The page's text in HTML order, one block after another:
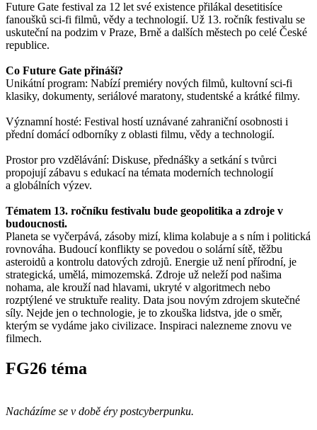
Future Gate festival za 12 let své existence přilákal desetitisíce
fanoušků sci-fi filmů, vědy a technologií. Už 13. ročník festivalu se
uskuteční na podzim v Praze, Brně a dalších městech po celé České
republice.
Co Future Gate přináší?
Unikátní program: Nabízí premiéry nových filmů, kultovní sci-fi
klasiky, dokumenty, seriálové maratony, studentské a krátké filmy.
Významní hosté: Festival hostí uznávané zahraniční osobnosti i
přední domácí odborníky z oblasti filmu, vědy a technologií.
Prostor pro vzdělávání: Diskuse, přednášky a setkání s tvůrci
propojují zábavu s edukací na témata moderních technologií
a globálních výzev.
Tématem 13. ročníku festivalu bude geopolitika a zdroje v
budoucnosti.
Planeta se vyčerpává, zásoby mizí, klima kolabuje a s ním i politická
rovnováha. Budoucí konflikty se povedou o solární sítě, těžbu
asteroidů a kontrolu datových zdrojů. Energie už není přírodní, je
strategická, umělá, mimozemská. Zdroje už neleží pod našima
nohama, ale krouží nad hlavami, ukryté v algoritmech nebo
rozptýlené ve struktuře reality. Data jsou novým zdrojem skutečné
síly. Nejde jen o technologie, je to zkouška lidstva, jde o směr,
kterým se vydáme jako civilizace. Inspiraci nalezneme znovu ve
filmech.
FG26 téma
Nacházíme se v době éry postcyberpunku.